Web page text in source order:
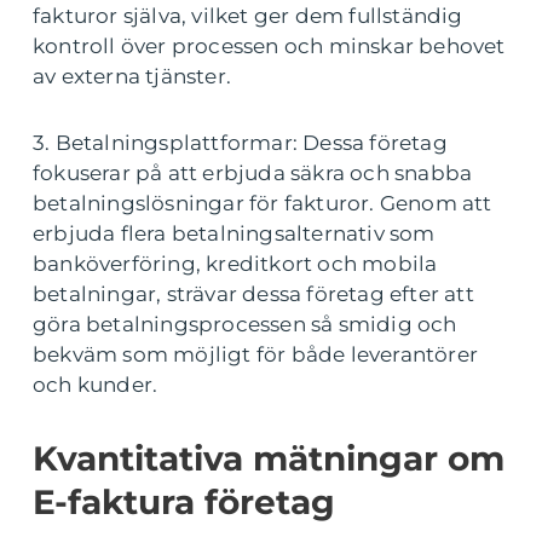
fakturor själva, vilket ger dem fullständig
kontroll över processen och minskar behovet
av externa tjänster.
3. Betalningsplattformar: Dessa företag
fokuserar på att erbjuda säkra och snabba
betalningslösningar för fakturor. Genom att
erbjuda flera betalningsalternativ som
banköverföring, kreditkort och mobila
betalningar, strävar dessa företag efter att
göra betalningsprocessen så smidig och
bekväm som möjligt för både leverantörer
och kunder.
Kvantitativa mätningar om
E-faktura företag